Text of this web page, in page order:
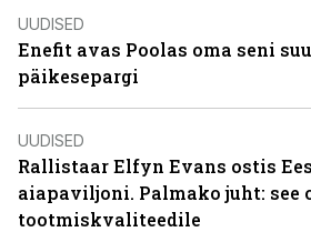
UUDISED
Enefit avas Poolas oma seni
päikesepargi
UUDISED
Rallistaar Elfyn Evans ostis
aiapaviljoni. Palmako juht: see
tootmiskvaliteedile